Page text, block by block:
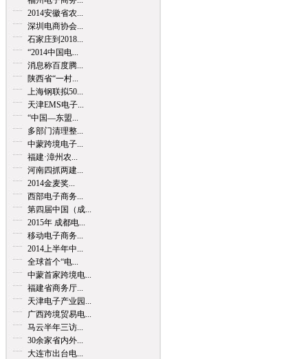
2014安徽省农...
深圳电商协会...
石家庄到2018...
“2014中国电...
消息称百度腾...
陕西省“一村...
上海钢联拟50...
天津EMS电子...
“中国—东盟...
多部门清理整...
中蒙跨境电子...
福建·漳州农...
河南四抓两建...
2014金麦奖...
西部电子商务...
第四届中国（成...
2015年 成都电...
移动电子商务...
2014上半年中...
全球首个“电...
中蒙首家跨境电...
福建省商务厅...
天津电子产业园...
广西跨境贸易电...
马云半年三访...
30余家省内外...
大连市出台电...